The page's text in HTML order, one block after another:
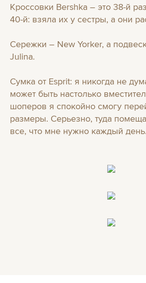
Кроссовки Bershka – это 38-й
40-й: взяла их у сестры, а они
Сережки – New Yorker, а
Julina.
Сумка от Esprit: я никогда не
может быть настолько
шоперов я спокойно смогу
размеры. Серьезно, туда
все, что мне нужно каждый день.